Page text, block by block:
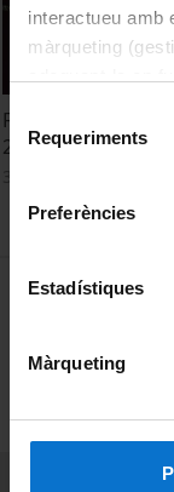
interactueu amb
màrqueting
consultar la
Selecció
de Requeriments
Preferències
Estadístiques
Màrqueting
First Arab Euro
2